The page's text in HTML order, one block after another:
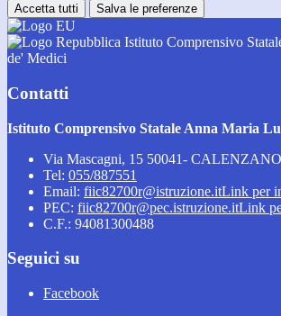
Accetta tutti Salva le preferenze
Istituto Comprensivo
de' Medici
Contatti
Istituto Comprensivo Statale Anna Maria
Via Mascagni, 15 50041-
Tel: 055/887551
Email: fiic82700r@istruzione.itLink per
PEC: fiic82700r@pec.istruzione.itLink
C.F.: 94081300488
Seguici su
Facebook